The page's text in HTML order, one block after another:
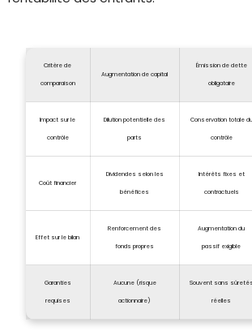
Critère de
comparaison
Augmentation de capital
Émission de dette
obligataire
Impact sur le
contrôle
Dilution potentielle des
parts
Conservation totale du
contrôle
Coût financier
Dividendes selon les
bénéfices
Intérêts fixes et
contractuels
Effet sur le bilan
Renforcement des
fonds propres
Augmentation du
passif exigible
Garanties
requises
Aucune (risque
actionnaire)
Souvent sans sûretés
réelles